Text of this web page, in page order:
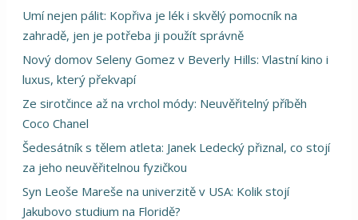
Umí nejen pálit: Kopřiva je lék i skvělý pomocník na
zahradě, jen je potřeba ji použít správně
Nový domov Seleny Gomez v Beverly Hills: Vlastní kino i
luxus, který překvapí
Ze sirotčince až na vrchol módy: Neuvěřitelný příběh
Coco Chanel
Šedesátník s tělem atleta: Janek Ledecký přiznal, co stojí
za jeho neuvěřitelnou fyzičkou
Syn Leoše Mareše na univerzitě v USA: Kolik stojí
Jakubovo studium na Floridě?